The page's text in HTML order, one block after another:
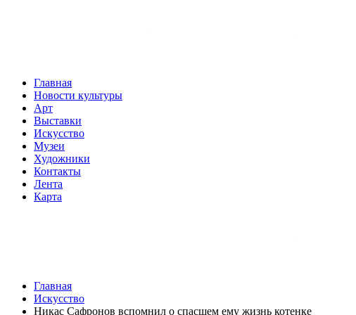
Главная
Новости культуры
Арт
Выставки
Искусство
Музеи
Художники
Контакты
Лента
Карта
Главная
Искусство
Никас Сафронов вспомнил о спасшем ему жизнь котенке